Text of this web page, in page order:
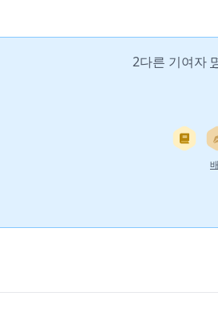
2다른 기여자